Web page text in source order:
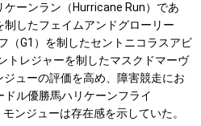
ーンラン（Hurricane Run）であ
したフェイムアンドグローリー
（G1）を制したセントニコラスアビ
トレジャーを制したマスクドマーヴ
ューの評価を高め、障害競走にお
ル優勝馬ハリケーンフライ
ンジューは存在感を示していた。